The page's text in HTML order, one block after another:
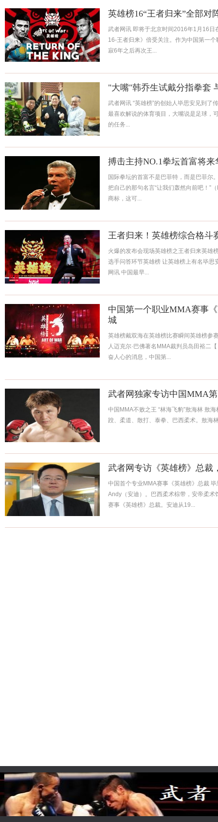
英雄榜16“王者归来”全部对
武者网讯 即将于北京时间2016年1月16日
16-王者归来》倍受关注。作为中国第一
寂6年之后再次王...
"大嘴"韩乔生试戴分指拳套
武者网讯 “英雄榜”的创始人毕思安见到了
最喜欢解说的体育项目，大嘴说是足球，
的任务...
搏击主持NO.1拳坛首富将
国际拳坛的首富不是巴菲特，而是巴菲尔
把自己的那句名言“让我们轰然向前吧！”
商标，这可...
王者归来！英雄榜综合格斗
火爆的发布会现场英雄榜之王者归来英雄
选手问答环节英雄榜 让英雄榜上有名毕
网讯 中国最早...
中国第一个职业MMA赛事
城
英雄榜戴双海在英雄榜比赛瞬间英雄榜参
人迈克尔·巴佛著名MMA裁判员岛田裕二
奋人心的消息，中国第...
武者网独家专访中国MMA
中国MMA不败之王 “林海飞豹”敖海林 敖
跤、柔道、散打、泰拳、巴西柔术。敖海
武者网专访《英雄榜》总裁
中国首个专业MMA赛事《英雄榜》总裁
Andy（安迪）。巴西柔术棕带，安帝柔
赛事《英雄榜》总裁。安迪从19...